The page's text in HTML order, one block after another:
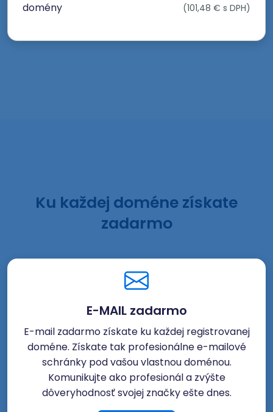
domény
(101,48 € s DPH)
Ku každej doméne získate
zadarmo
E-MAIL zadarmo
E-mail zadarmo získate ku každej registrovanej
doméne. Získate tak profesionálne e-mailové
schránky pod vašou vlastnou doménou.
Komunikujte ako profesionál a zvýšte
dôveryhodnosť svojej značky ešte dnes.